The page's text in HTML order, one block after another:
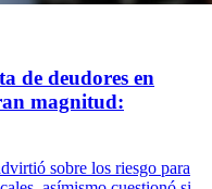
de deudores en
magnitud:
sobre los riesgo para